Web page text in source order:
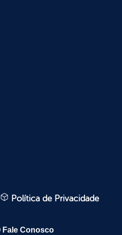
Política de Privacidade
Fale Conosco